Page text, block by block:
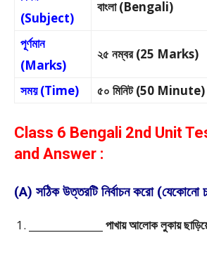
(Subject)
বাংলা (Bengali)
পূর্ণমান
(Marks)
২৫ নম্বর (25 Marks)
সময় (Time) ৫০ মিনিট (50 Minute)
Class 6 Bengali 2nd Unit
and Answer :
(A) সঠিক উত্তরটি নির্বাচন করো
_______________ পাখায় আলোক লুকায়